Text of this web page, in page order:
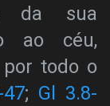
da sua
ao céu,
todo o
; Gl 3.8-